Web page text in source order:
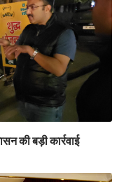
की बड़ी कार्रवाई